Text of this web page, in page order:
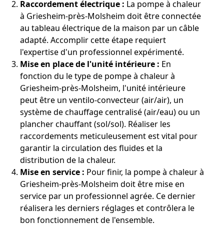
Raccordement électrique : La pompe à chaleur
à Griesheim-près-Molsheim doit être connectée
au tableau électrique de la maison par un câble
adapté. Accomplir cette étape requiert
l'expertise d'un professionnel expérimenté.
Mise en place de l'unité intérieure : En
fonction du le type de pompe à chaleur à
Griesheim-près-Molsheim, l'unité intérieure
peut être un ventilo-convecteur (air/air), un
système de chauffage centralisé (air/eau) ou un
plancher chauffant (sol/sol). Réaliser les
raccordements meticuleusement est vital pour
garantir la circulation des fluides et la
distribution de la chaleur.
Mise en service : Pour finir, la pompe à chaleur à
Griesheim-près-Molsheim doit être mise en
service par un professionnel agrée. Ce dernier
réalisera les derniers réglages et contrôlera le
bon fonctionnement de l'ensemble.